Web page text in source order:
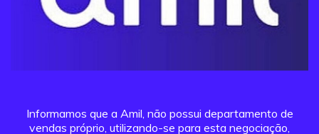
Informamos que a Amil, não possui departamento de
vendas próprio, utilizando-se para esta negociação,